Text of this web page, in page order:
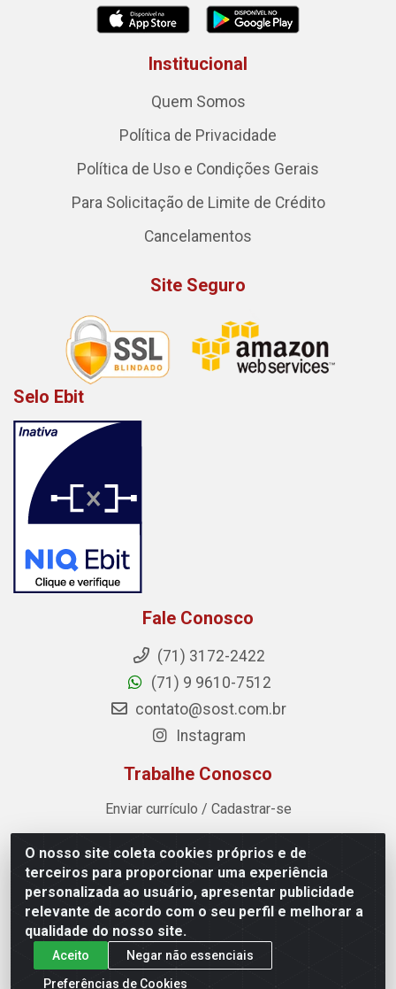
O nosso site coleta cookies próprios e de
terceiros para proporcionar uma experiência
personalizada ao usuário, apresentar publicidade
relevante de acordo com o seu perfil e melhorar a
qualidade do nosso site.
Aceito
Negar não essenciais
Preferências de Cookies
Institucional
Quem Somos
Política de Privacidade
Política de Uso e Condições Gerais
Para Solicitação de Limite de Crédito
Cancelamentos
Site Seguro
Selo Ebit
Fale Conosco
(71) 3172-2422
(71) 9 9610-7512
contato@sost.com.br
Instagram
Trabalhe Conosco
Enviar currículo / Cadastrar-se
Sost Distribuidora - Rua Cândido Rissut, 254 - Recreio
Ipitanga, Lauro de Freitas/BA - CEP 42.700-590 - CNPJ
07.041.307/0001-80